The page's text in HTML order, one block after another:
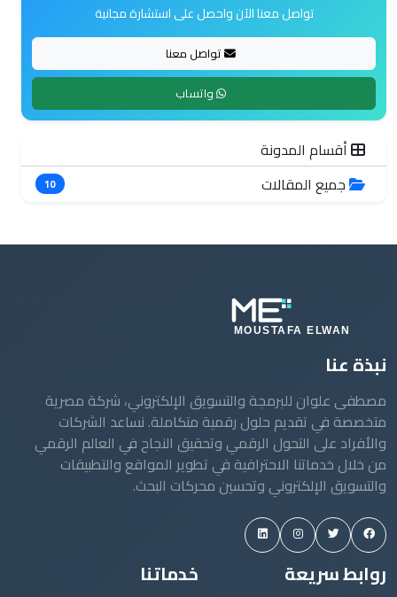
تواصل معنا الآن واحصل على استشارة مجانية
تواصل معنا
واتساب
أقسام المدونة
جميع المقالات
10
نبذة عنا
مصطفى علوان للبرمجة والتسويق الإلكتروني، شركة مصرية
متخصصة في تقديم حلول رقمية متكاملة. نساعد الشركات
والأفراد على التحول الرقمي وتحقيق النجاح في العالم الرقمي
من خلال خدماتنا الاحترافية في تطوير المواقع والتطبيقات
والتسويق الإلكتروني وتحسين محركات البحث.
روابط سريعة خدماتنا